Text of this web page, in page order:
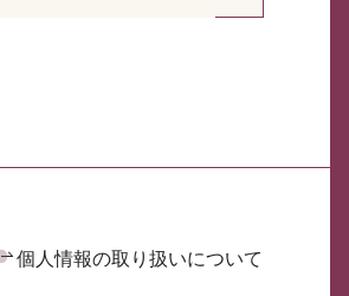
個人情報の取り扱いについて